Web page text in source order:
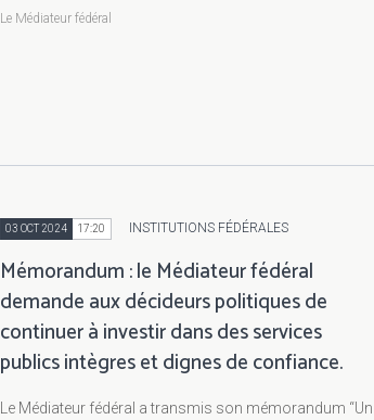
Le Médiateur fédéral
03 OCT 2024 17:20 INSTITUTIONS FÉDÉRALES
Mémorandum : le Médiateur fédéral
demande aux décideurs politiques de
continuer à investir dans des services
publics intègres et dignes de confiance.
Le Médiateur fédéral a transmis son mémorandum “Un